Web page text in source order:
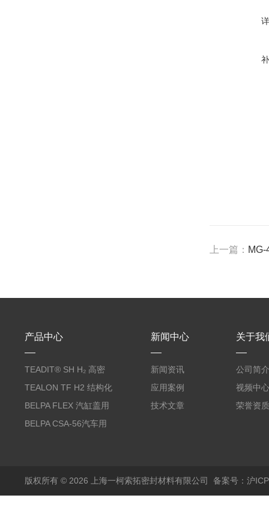
上一篇：
产品中心
TEADIT® SH H₂ 高密
度纯PTFE垫片
TEALON TF H2 结构化
PTFE垫片
BELPA FLEX 汽缸盖用
无石棉金属增强密封垫
BELPA CSA-56汽车用
新闻中心
新闻资讯
应用案例
技术文章
关于我
公司简介
视频中心
荣誉资质
版权所有 © 2026 上海一柯索拓密封材料有限公司 备案号：沪